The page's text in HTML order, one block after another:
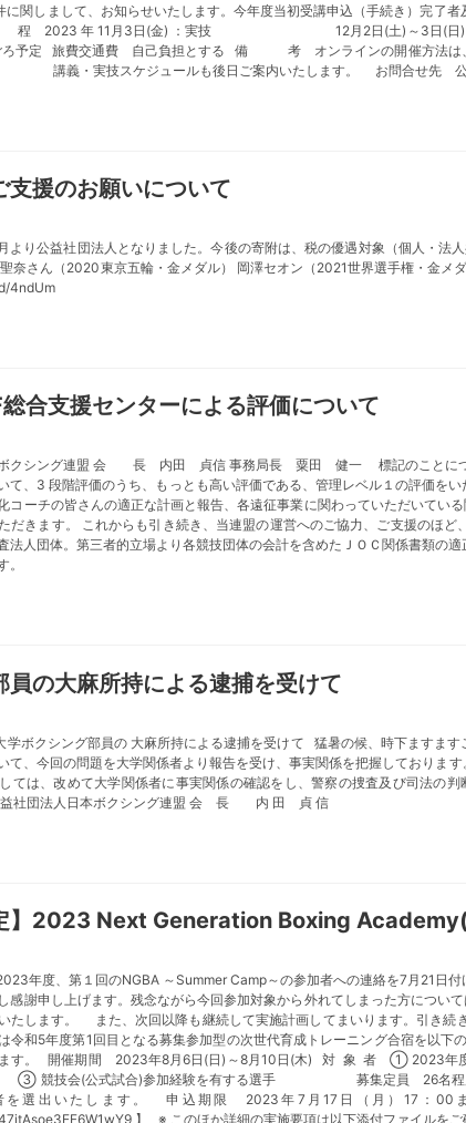
関しまして、お知らせいたします。今年度当初受講申込（手続き）完了
程 2023 年 11月3日(金) ：実技 12月2日(土)～3日(日)
ごろ予定 旅費交通費 自己負担とする 備 考 オンラインの開催方
義・実技スケジュールも後日ご案内いたします。 お問合せ先
支援のお願いについて
より公益社団法人となりました。今後の寄附は、税の優遇対象（個人・
聖奈さん（2020東京五輪・金メダル） 岡澤セオン（2021世界選手権・
4ndUm
合支援センターによる評価について
クシング連盟 会 長 内田 貞信 事務局長 粟田 健一 標記のことについ
て、3 段階評価のうち、もっとも高い評価である、管理レベル１の評価を
コーチの皆さんの適正な計画と報告、各遠征事業に関わっていただいて
だきます。 これからも引き続き、当連盟の運営へのご協力、ご支援のほ
法人団体。第三者的立場より各競技団体の会計を含めたＪＯＣ関係書類の
。
員の大麻所持による逮捕を受けて
ボクシング部員の 大麻所持による逮捕を受けて 猛暑の候、時下ますま
て、今回の問題を大学関係者より報告を受け、事実関係を把握しておりま
ては、改めて大学関係者に事実関係の確認をし、警察の捜査及び司法
日本ボクシング連盟 会 長 内 田 貞 信
】2023 Next Generation Boxing
年度、第１回のNGBA ～Summer Camp～の参加者への連絡を7月21日
感謝申し上げます。残念ながら今回参加対象から外れてしまった方につ
たします。 また、次回以降も継続して実施計画してまいります。引き
令和5年度第1回目となる募集参加型の次世代育成トレーニング合宿を以
ます。 開催期間 2023年8月6日(日)～8月10日(木) 対 象 者 ①
会(公式試合)参加経験を有する選手 募集定員 26名程度
たします。 申込期限 2023年7月17日（月）17：00ま
】 ※ このほか詳細の実施要項は以下添付ファイル